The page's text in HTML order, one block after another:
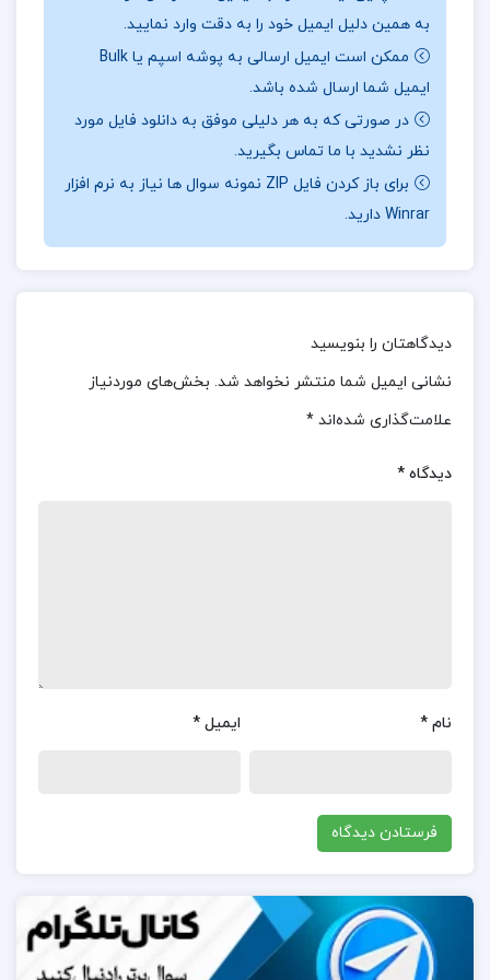
منتقل می‌کنند، می‌توانند در باورها و خودانگاره ما جای
بگیرند و به‌طور عمیقی بر روح و روانمان تأثیر بگذارند.این
پیام‌ها، در برخی موارد، قادرند بر اعتمادبه‌نفس ما اثرات
مثبت یا منفی بگذارند و مسیر تفکر و احساساتمان را
تغییر دهند.انسان‌های بدطینت، که آشفتگی‌ها و زباله‌های
درونی خود را به‌صورت تیغ‌های زهرآگین به سوی ما پرتاب
می‌کنند،باعث ایجاد رنجش، ترس، نگرانی و حتی فلج شدن
روحی و روانی ما می‌شوند.این افراد، که به‌اصطلاح «افراد
باشند؛ از یک همبازی دوران کودکی، یک رئیس یا همکار،
تا فردی که ادعا می‌کند عاشق ماست یا حتی فردی که
خود ما عاشق او هستیم.
نظرات کلی کاربران در مورد کتاب آدم های سمی لیلیان
کمک می‌کند تا روابط خود را بهتر مدیریت کنند و از
ارائه راهکارها و توضیحات رضایت دارند و معتقدند که این
بشناسند و رفتارهای خود را نیز اصلاح کنند.همچنین، این
کتاب به‌عنوان یک ابزار آموزشی برای افزایش آگاهی و
مهارت در مدیریت روابط اجتماعی شناخته می‌شود.
به همین دلیل ایمیل خود را به دقت وارد نمایید.
ممکن است ایمیل ارسالی به پوشه اسپم یا Bulk
ایمیل شما ارسال شده باشد.
در صورتی که به هر دلیلی موفق به دانلود فایل مورد
نظر نشدید با ما تماس بگیرید.
برای باز کردن فایل ZIP نمونه سوال ها نیاز به نرم افزار
Winrar دارید.
دیدگاهتان را بنویسید
نشانی ایمیل شما منتشر نخواهد شد. بخش‌های موردنیاز
علامت‌گذاری شده‌اند *
دیدگاه *
نام * ایمیل *